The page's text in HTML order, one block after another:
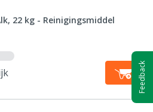
22 kg - Reinigingsmiddel
Feedback